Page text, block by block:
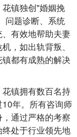
镇独创"婚姻挽
问题诊断、系统
有效地帮助夫妻
，如出轨背叛、
都有成熟的解决
镇拥有数百名持
年。所有咨询师
通过严格的考察
处于行业领先地